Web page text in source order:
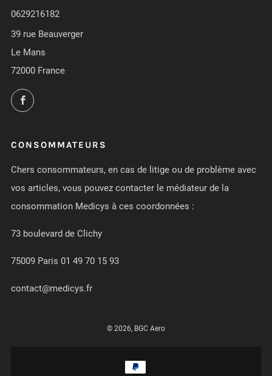
0629216182
39 rue Beauverger
Le Mans
72000 France
Facebook
CONSOMMATEURS
Chers consommateurs, en cas de litige ou de problème avec
vos articles, vous pouvez contacter le médiateur de la
consommation Medicys à ces coordonnées :
73 boulevard de Clichy
75009 Paris 01 49 70 15 93
contact@medicys.fr
© 2026, BGC Aero